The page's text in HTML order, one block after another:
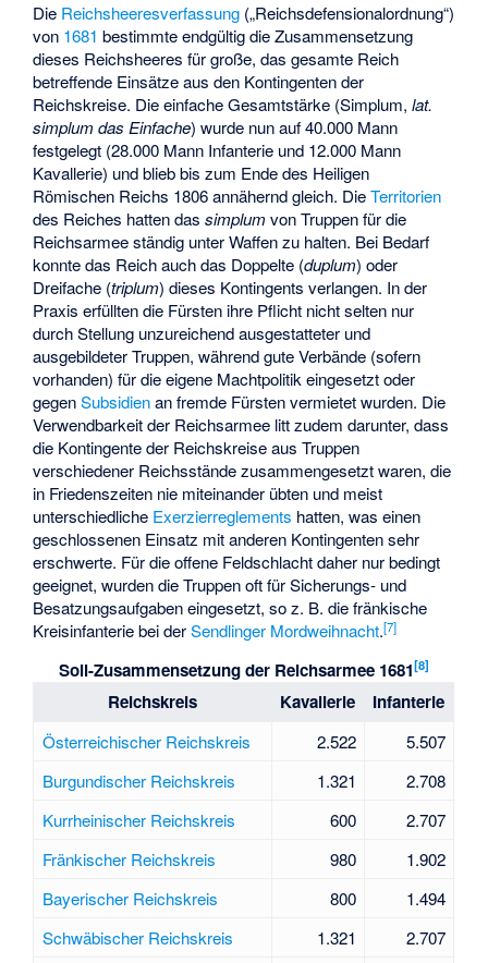
Die Reichsheeresverfassung („Reichsdefensionalordnung“)
von 1681 bestimmte endgültig die Zusammensetzung
dieses Reichsheeres für große, das gesamte Reich
betreffende Einsätze aus den Kontingenten der
Reichskreise. Die einfache Gesamtstärke (Simplum,lat.
simplum das Einfache) wurde nun auf 40.000 Mann
festgelegt (28.000 Mann Infanterie und 12.000 Mann
Kavallerie) und blieb bis zum Ende des Heiligen
Römischen Reichs 1806 annähernd gleich. DieTerritorien
des Reiches hatten dassimplum von Truppen für die
Reichsarmee ständig unter Waffen zu halten. Bei Bedarf
konnte das Reich auch das Doppelte (duplum) oder
Dreifache (triplum) dieses Kontingents verlangen. In der
Praxis erfüllten die Fürsten ihre Pflicht nicht selten nur
durch Stellung unzureichend ausgestatteter und
ausgebildeter Truppen, während gute Verbände (sofern
vorhanden) für die eigene Machtpolitik eingesetzt oder
gegenSubsidienan fremde Fürsten vermietet wurden. Die
Verwendbarkeit der Reichsarmee litt zudem darunter, dass
die Kontingente der Reichskreise aus Truppen
verschiedener Reichsstände zusammengesetzt waren, die
in Friedenszeiten nie miteinander übten und meist
unterschiedliche Exerzierreglements hatten, was einen
geschlossenen Einsatz mit anderen Kontingenten sehr
erschwerte. Für die offene Feldschlacht daher nur bedingt
geeignet, wurden die Truppen oft für Sicherungs- und
Besatzungsaufgaben eingesetzt, so z. B. die fränkische
Kreisinfanterie bei derSendlinger Mordweihnacht.[7]
Soll-Zusammensetzung der Reichsarmee 1681[8]
Reichskreis Kavallerie Infanterie
Österreichischer Reichskreis 2.522
5.507
Burgundischer Reichskreis
1.321
2.708
Kurrheinischer Reichskreis
600
2.707
Fränkischer Reichskreis
980
1.902
Bayerischer Reichskreis
800
1.494
Schwäbischer Reichskreis
1.321
2.707